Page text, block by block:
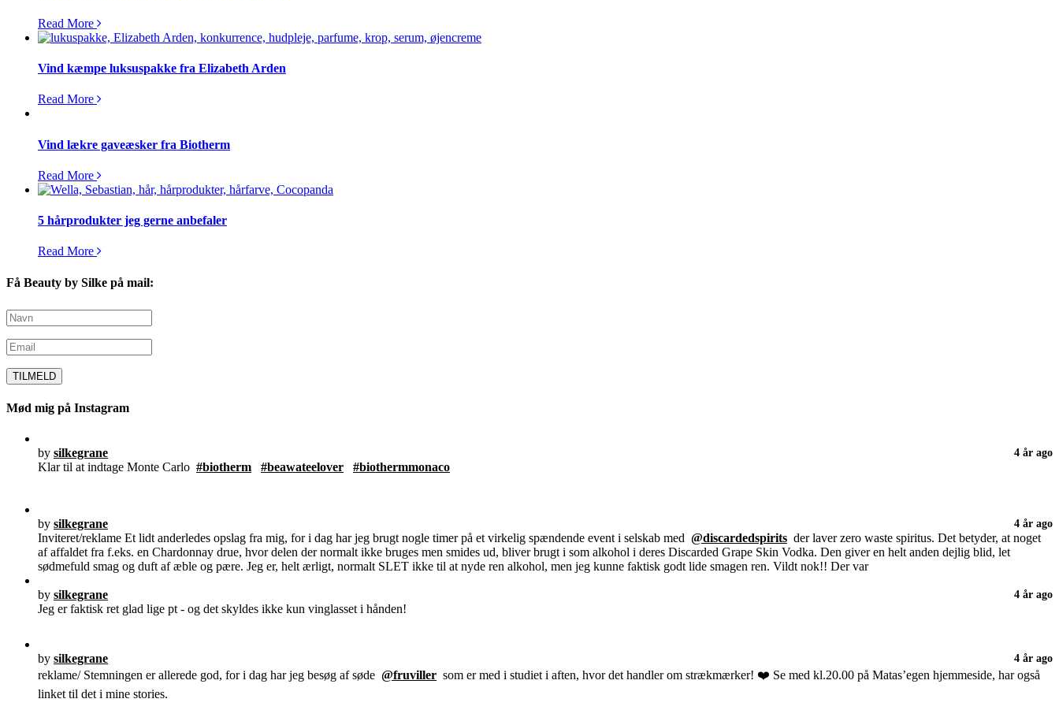
Read More
Vind kæmpe luksuspakke fra Elizabeth Arden
Read More
Vind lækre gaveæsker fra Biotherm
Read More
5 hårprodukter jeg gerne anbefaler
Read More
Få Beauty by Silke på mail:
Mød mig på Instagram
by silkegrane 4 år ago
Klar til at indtage Monte Carlo #biotherm #beawateelover #biothermmonaco
by silkegrane 4 år ago
Inviteret/reklame Et lidt anderledes opslag fra mig, for i dag har jeg brugt nogle timer på et virkelig spændende event i selskab med @discardedspirits der laver zero waste spiritus. Det betyder, at noget
af affaldet fra f.eks. en Chardonnay drue, hvor delen der normalt ikke bruges men smides ud, bliver brugt i som alkohol i deres Discarded Grape Skin Vodka. Den giver en helt anden dejlig blid, let
sødmefuld smag og duft af æble og pære. Jeg er, helt ærligt, normalt SLET ikke til at nyde ren alkohol, men jeg kunne faktisk godt lide smagen ren. Vildt nok!! Der var
by silkegrane 4 år ago
Jeg er faktisk ret glad lige pt - og det skyldes ikke kun vinglasset i hånden!
by silkegrane 4 år ago
reklame/ Stemningen er allerede god, for i dag har jeg besøg af søde @fruviller som er med i studiet i aften, hvor det handler om strækmærker! ❤️ Se med kl.20.00 på Matas’egen hjemmeside, har også
linket til det i mine stories.